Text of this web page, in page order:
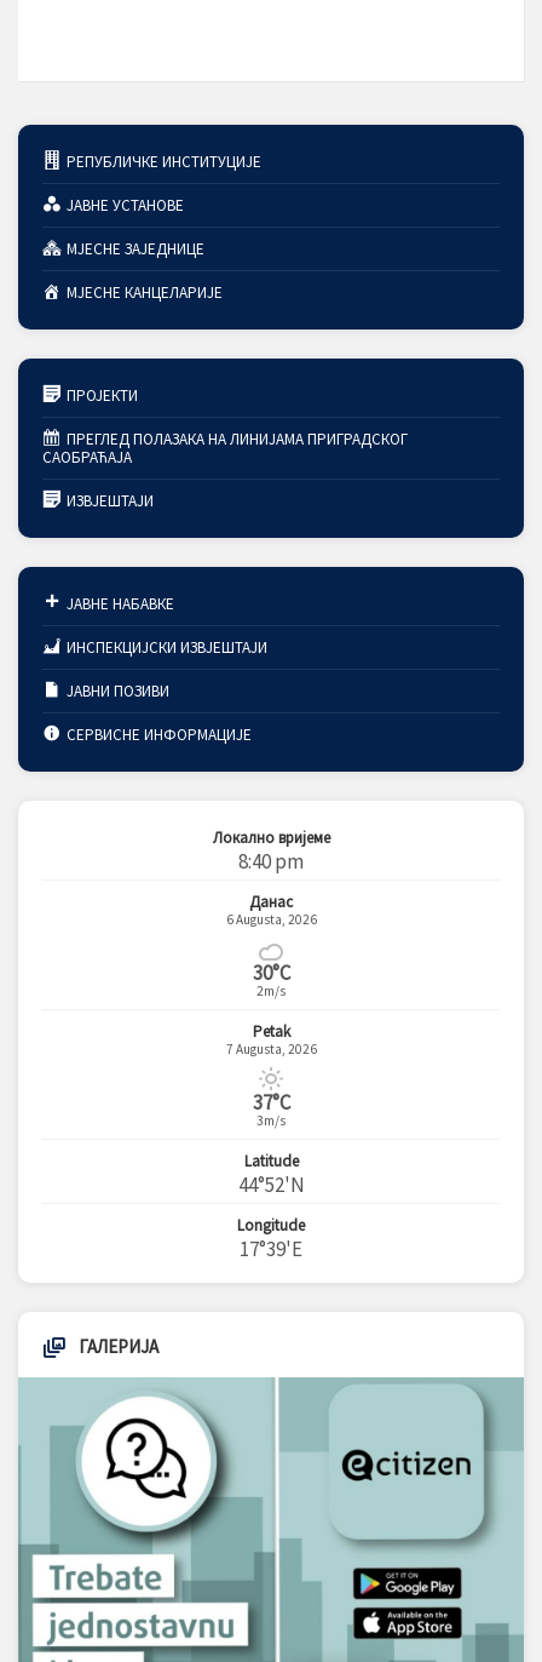
РЕПУБЛИЧКЕ ИНСТИТУЦИЈЕ
ЈАВНЕ УСТАНОВЕ
МЈЕСНЕ ЗАЈЕДНИЦЕ
МЈЕСНЕ КАНЦЕЛАРИЈЕ
ПРОЈЕКТИ
ПРЕГЛЕД ПОЛАЗАКА НА ЛИНИЈАМА ПРИГРАДСКОГ
САОБРАЋАЈА
ИЗВЈЕШТАЈИ
ЈАВНЕ НАБАВКЕ
ИНСПЕКЦИЈСКИ ИЗВЈЕШТАЈИ
ЈАВНИ ПОЗИВИ
СЕРВИСНЕ ИНФОРМАЦИЈЕ
Локално вријеме
8:40 pm
Данас
6 Augusta, 2026
30°C
2m/s
Petak
7 Augusta, 2026
37°C
3m/s
Latitude
44°52'N
Longitude
17°39'E
ГАЛЕРИЈА